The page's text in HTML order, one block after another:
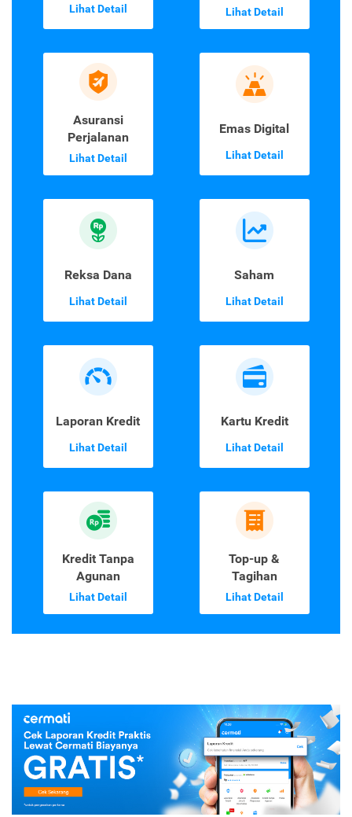
Lihat Detail Lihat Detail
Asuransi
Perjalanan
Lihat Detail
Emas Digital
Lihat Detail
Reksa Dana
Lihat Detail
Saham
Lihat Detail
Laporan Kredit
Lihat Detail
Kartu Kredit
Lihat Detail
Kredit Tanpa
Agunan
Lihat Detail
Top-up &
Tagihan
Lihat Detail